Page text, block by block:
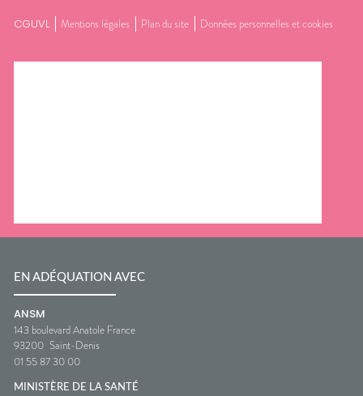
CGUVL Mentions légales Plan du site Données personnelles et cookies
EN ADÉQUATION AVEC
ANSM
143 boulevard Anatole France
93200 Saint-Denis
01 55 87 30 00
MINISTÈRE DE LA SANTÉ